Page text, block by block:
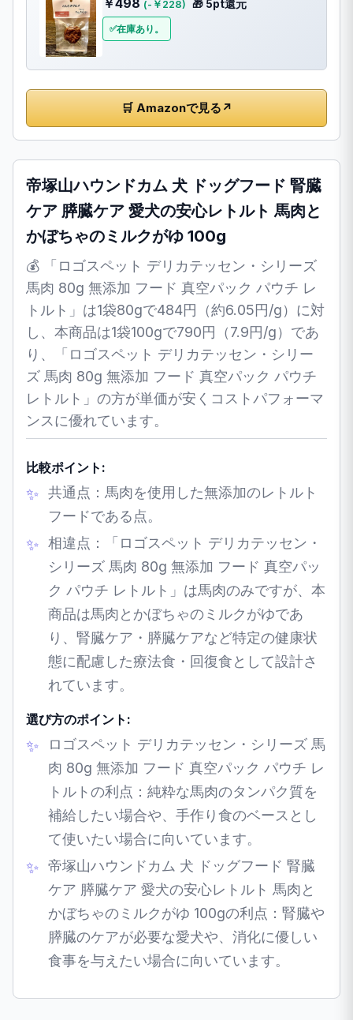
(-￥228) 🎁 5pt還元
在庫あり。
🛒 Amazonで見る ↗
帝塚山ハウンドカム 犬 ドッグフード 腎臓
ケア 膵臓ケア 愛犬の安心レトルト 馬肉と
かぼちゃのミルクがゆ 100g
💰 「ロゴスペット デリカテッセン・シリーズ
馬肉 80g 無添加 フード 真空パック パウチ レ
トルト」は1袋80gで484円（約6.05円/g）に対
し、本商品は1袋100gで790円（7.9円/g）であ
り、「ロゴスペット デリカテッセン・シリー
ズ 馬肉 80g 無添加 フード 真空パック パウチ
レトルト」の方が単価が安くコストパフォーマ
ンスに優れています。
比較ポイント:
共通点：馬肉を使用した無添加のレトルト
フードである点。
相違点：「ロゴスペット デリカテッセン・
シリーズ 馬肉 80g 無添加 フード 真空パッ
ク パウチ レトルト」は馬肉のみですが、本
商品は馬肉とかぼちゃのミルクがゆであ
り、腎臓ケア・膵臓ケアなど特定の健康状
態に配慮した療法食・回復食として設計さ
れています。
選び方のポイント:
ロゴスペット デリカテッセン・シリーズ 馬
肉 80g 無添加 フード 真空パック パウチ レ
トルトの利点：純粋な馬肉のタンパク質を
補給したい場合や、手作り食のベースとし
て使いたい場合に向いています。
帝塚山ハウンドカム 犬 ドッグフード 腎臓
ケア 膵臓ケア 愛犬の安心レトルト 馬肉と
かぼちゃのミルクがゆ 100gの利点：腎臓や
膵臓のケアが必要な愛犬や、消化に優しい
食事を与えたい場合に向いています。